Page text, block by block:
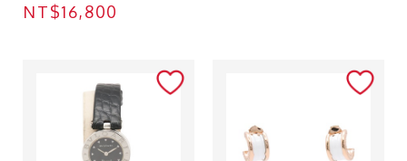
NT$16,800